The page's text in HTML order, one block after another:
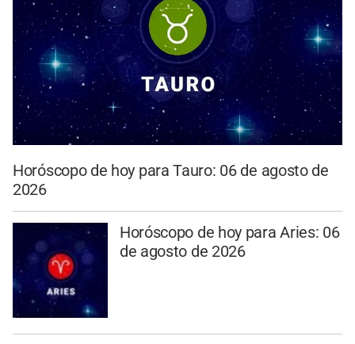
Horóscopo de hoy para Tauro: 06 de agosto de
2026
Horóscopo de hoy para Aries: 06
de agosto de 2026